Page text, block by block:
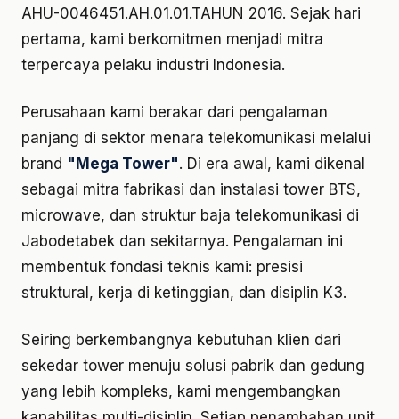
AHU-0046451.AH.01.01.TAHUN 2016. Sejak hari
pertama, kami berkomitmen menjadi mitra
terpercaya pelaku industri Indonesia.
Perusahaan kami berakar dari pengalaman
panjang di sektor menara telekomunikasi melalui
brand "Mega Tower". Di era awal, kami dikenal
sebagai mitra fabrikasi dan instalasi tower BTS,
microwave, dan struktur baja telekomunikasi di
Jabodetabek dan sekitarnya. Pengalaman ini
membentuk fondasi teknis kami: presisi
struktural, kerja di ketinggian, dan disiplin K3.
Seiring berkembangnya kebutuhan klien dari
sekedar tower menuju solusi pabrik dan gedung
yang lebih kompleks, kami mengembangkan